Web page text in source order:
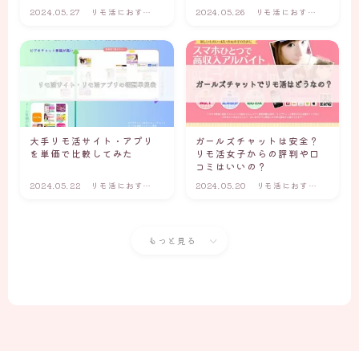
2024.05.27
リモ活におすす
2024.05.26
リモ活におすす
大手リモ活サイト・アプリ
を単価で比較してみた
2024.05.22
リモ活におすす
ガールズチャットは安全？
リモ活女子からの評判や口
コミはいいの？
2024.05.20
リモ活におすす
もっと見る